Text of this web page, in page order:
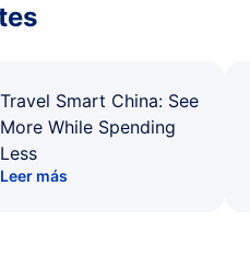
Travel Smart China: See
More While Spending
Less
Leer más